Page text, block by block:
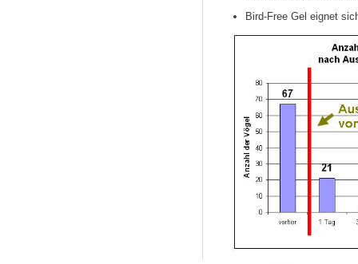
Bird-Free Gel eignet